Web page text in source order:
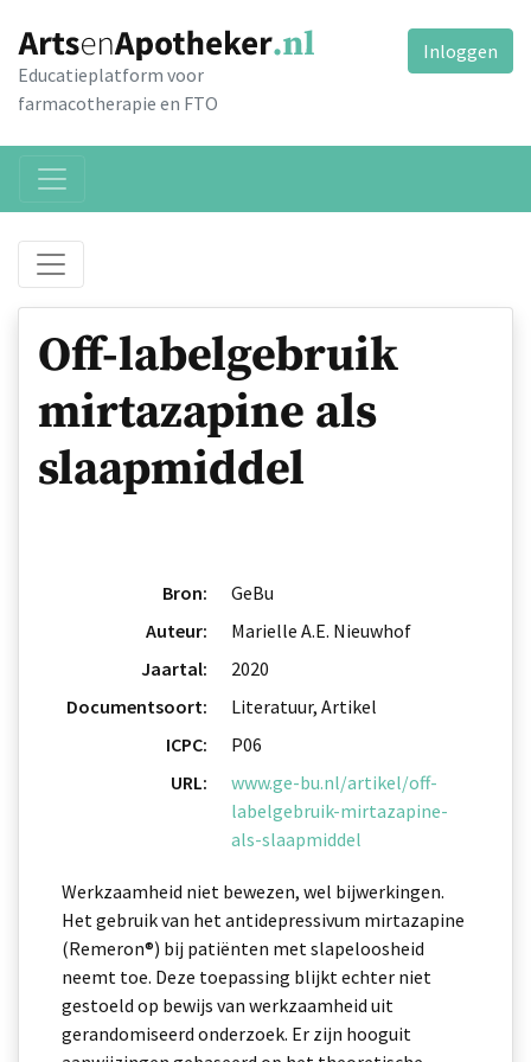
Educatieplatform voor
farmacotherapie en FTO
Inloggen
Off-labelgebruik
mirtazapine als
slaapmiddel
Bron:
GeBu
Auteur:
Marielle A.E. Nieuwhof
Jaartal:
2020
Documentsoort:
Literatuur, Artikel
ICPC:
P06
URL:
www.ge-bu.nl/artikel/off-
labelgebruik-mirtazapine-
als-slaapmiddel
Werkzaamheid niet bewezen, wel bijwerkingen.
Het gebruik van het antidepressivum mirtazapine
(Remeron®) bij patiënten met slapeloosheid
neemt toe. Deze toepassing blijkt echter niet
gestoeld op bewijs van werkzaamheid uit
gerandomiseerd onderzoek. Er zijn hooguit